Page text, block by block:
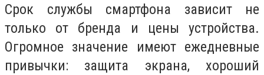
Срок службы смартфона зависит не
только от бренда и цены устройства.
Огромное значение имеют ежедневные
привычки: защита экрана, хороший